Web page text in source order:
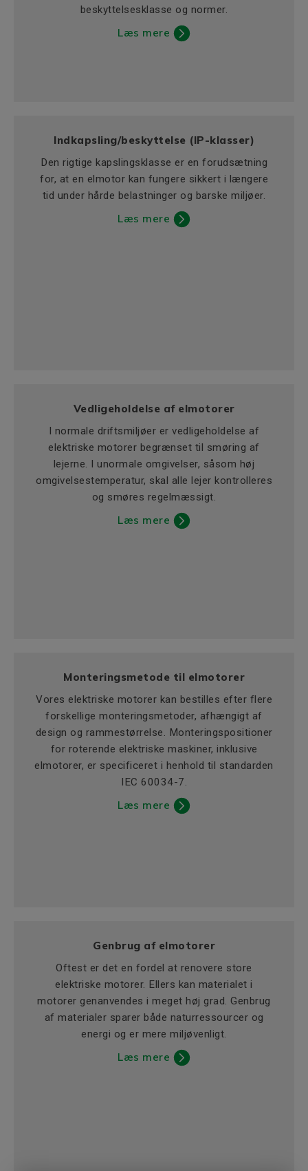
beskyttelsesklasse og normer.
Læs mere
Indkapsling/beskyttelse (IP-klasser)
Den rigtige kapslingsklasse er en forudsætning
for, at en elmotor kan fungere sikkert i længere
tid under hårde belastninger og barske miljøer.
Læs mere
Vedligeholdelse af elmotorer
I normale driftsmiljøer er vedligeholdelse af
elektriske motorer begrænset til smøring af
lejerne. I unormale omgivelser, såsom høj
omgivelsestemperatur, skal alle lejer kontrolleres
og smøres regelmæssigt.
Læs mere
Monteringsmetode til elmotorer
Vores elektriske motorer kan bestilles efter flere
forskellige monteringsmetoder, afhængigt af
design og rammestørrelse. Monteringspositioner
for roterende elektriske maskiner, inklusive
elmotorer, er specificeret i henhold til standarden
IEC 60034-7.
Læs mere
Genbrug af elmotorer
Oftest er det en fordel at renovere store
elektriske motorer. Ellers kan materialet i
motorer genanvendes i meget høj grad. Genbrug
af materialer sparer både naturressourcer og
energi og er mere miljøvenligt.
Læs mere